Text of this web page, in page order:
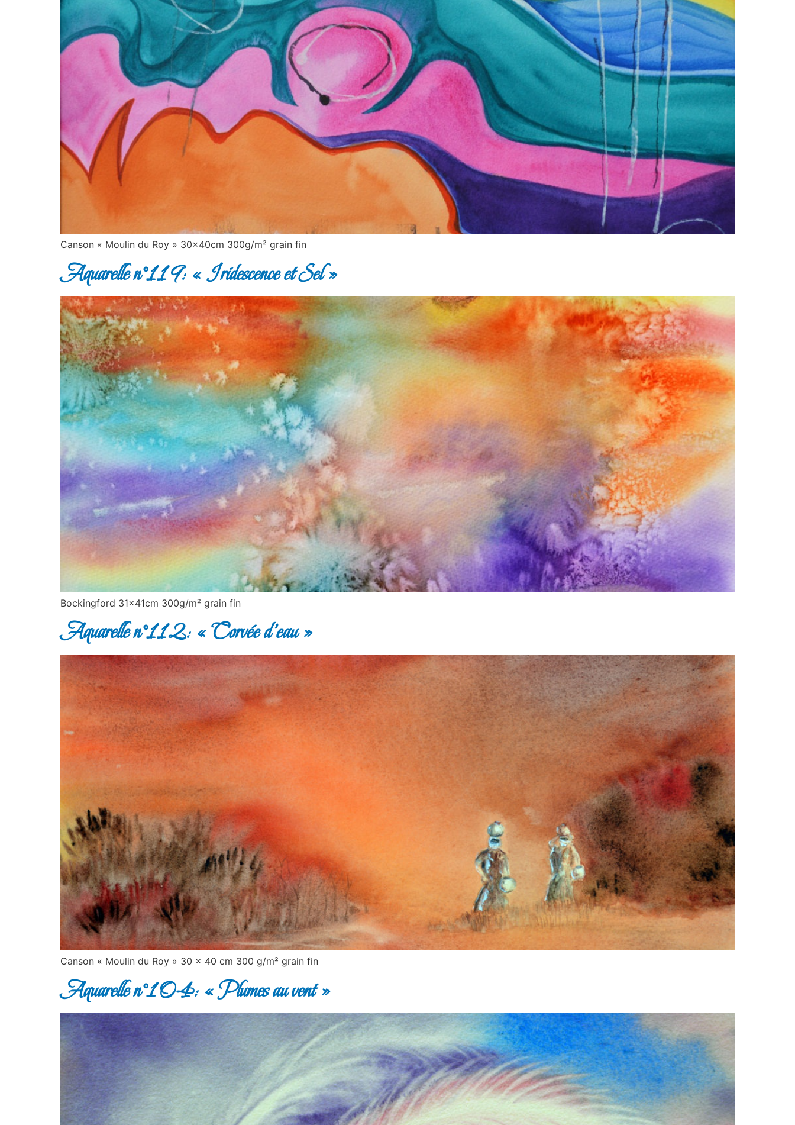
Canson « Moulin du Roy » 30x40cm 300g/m² grain fin
Aquarelle n°119: « Iridescence et Sel »
Bockingford 31x41cm 300g/m² grain fin
Aquarelle n°112: « Corvée d’eau »
Canson « Moulin du Roy » 30 x 40 cm 300 g/m² grain fin
Aquarelle n°104: « Plumes au vent »